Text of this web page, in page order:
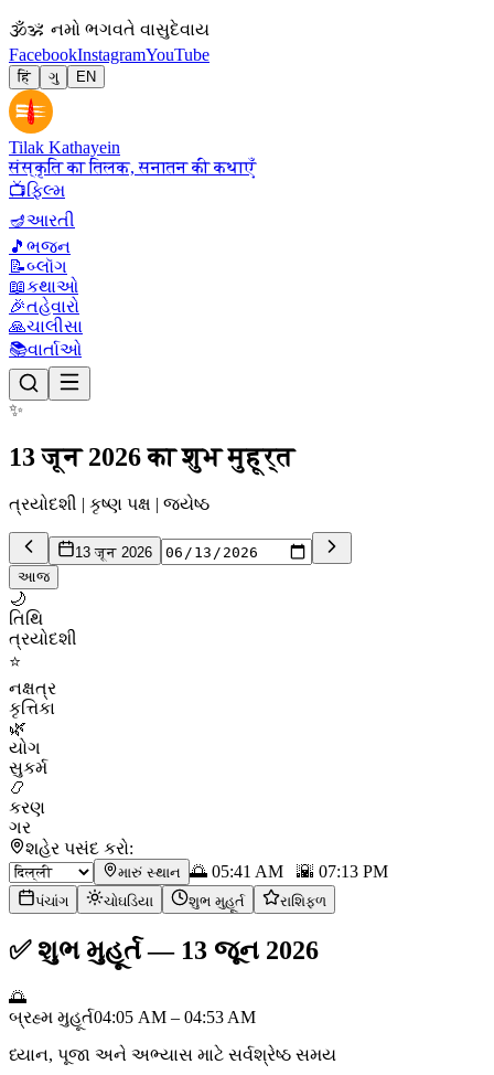
🕉ॐ નમો ભગવતે વાસુદેવાય
FacebookInstagramYouTube
हिं ગુ EN
Tilak Kathayein
संस्कृति का तिलक, सनातन की कथाएँ
📺ફિલ્મ
🪔આરતી
🎵 ભજન
📝બ્લૉગ
📖કથાઓ
🎉તહેવારો
🙏ચાલીસા
📚વાર્તાઓ
✨
13 जून 2026 का शुभ मुहूर्त
ત્રયોદશી | કૃષ્ણ પક્ષ | જ્યેષ્ઠ
13 जून 2026
આજ
🌙
તિથિ
ત્રયોદશી
⭐
નક્ષત્ર
કૃત્તિકા
🌿
યોગ
સુકર્મ
📿
કરણ
ગર
શહેર પસંદ કરો:
મારું સ્થાન 🌅 05:41 AM 🌇 07:13 PM
પંચાંગ ચોઘડિયા શુભ મુહૂર્ત રાશિફળ
✅ શુભ મુહૂર્ત— 13 જૂન 2026
🌅
બ્રહ્મ મુહૂર્ત04:05 AM – 04:53 AM
ધ્યાન, પૂજા અને અભ્યાસ માટે સર્વશ્રેષ્ઠ સમય